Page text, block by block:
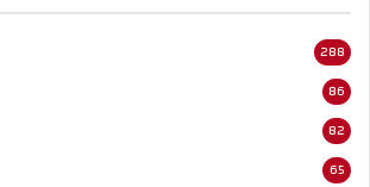
288
86
82
65